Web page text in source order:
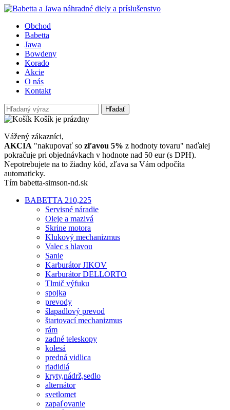
Obchod
Babetta
Jawa
Bowdeny
Korado
Akcie
O nás
Kontakt
Hľadať
Košík je prázdny
Vážený zákazníci,
AKCIA "nakupovať so zľavou 5% z hodnoty tovaru" naďalej
pokračuje pri objednávkach v hodnote nad 50 eur (s DPH).
Nepotrebujete na to žiadny kód, zľava sa Vám odpočíta
automaticky.
Tím babetta-simson-nd.sk
BABETTA 210,225
Servisné náradie
Oleje a mazivá
Skrine motora
Klukový mechanizmus
Valec s hlavou
Sanie
Karburátor JIKOV
Karburátor DELLORTO
Tlmič výfuku
spojka
prevody
šlapadlový prevod
štartovací mechanizmus
rám
zadné teleskopy
kolesá
predná vidlica
riadidlá
kryty,nádrž,sedlo
alternátor
svetlomet
zapaľovanie